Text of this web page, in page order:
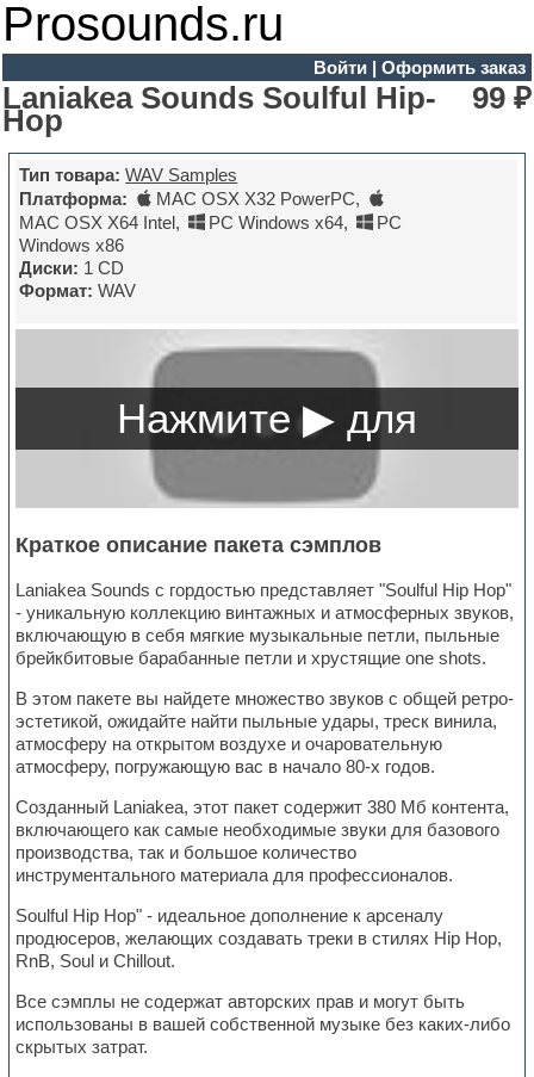
Prosounds.ru
Войти| Оформить заказ
Laniakea Sounds Soulful Hip-
Hop
99 ₽
Тип товара: WAV Samples
Платформа:
MAC OSX X32 PowerPC,
MAC OSX X64 Intel, PC Windows x64,
PC
Windows x86
Диски: 1 CD
Формат: WAV
Краткое описание пакета сэмплов
Laniakea Sounds с гордостью представляет "Soulful Hip Hop"
- уникальную коллекцию винтажных и атмосферных звуков,
включающую в себя мягкие музыкальные петли, пыльные
брейкбитовые барабанные петли и хрустящие one shots.
В этом пакете вы найдете множество звуков с общей ретро-
эстетикой, ожидайте найти пыльные удары, треск винила,
атмосферу на открытом воздухе и очаровательную
атмосферу, погружающую вас в начало 80-х годов.
Созданный Laniakea, этот пакет содержит 380 Мб контента,
включающего как самые необходимые звуки для базового
производства, так и большое количество
инструментального материала для профессионалов.
Soulful Hip Hop" - идеальное дополнение к арсеналу
продюсеров, желающих создавать треки в стилях Hip Hop,
RnB, Soul и Chillout.
Все сэмплы не содержат авторских прав и могут быть
использованы в вашей собственной музыке без каких-либо
скрытых затрат.